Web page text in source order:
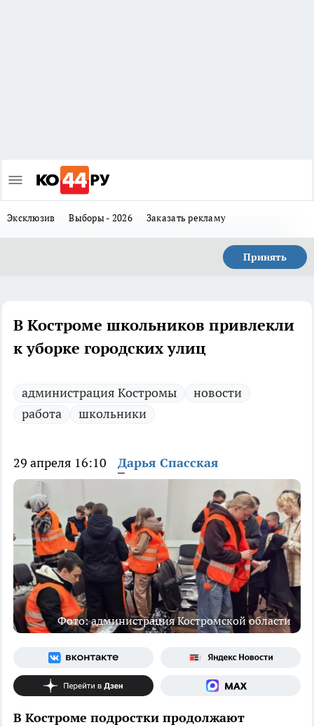
Эксклюзив Выборы - 2026 Заказать рекламу
Принять
В Костроме школьников привлекли
к уборке городских улиц
администрация Костромы
новости
работа
школьники
29 апреля 16:10 Дарья Спасская
Фото: администрация Костромской области
В Костроме подростки продолжают